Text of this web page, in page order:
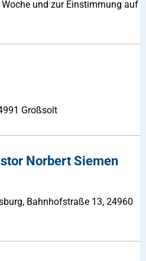
und zur Einstimmung auf
Großsolt
Norbert Siemen
Bahnhofstraße 13, 24960